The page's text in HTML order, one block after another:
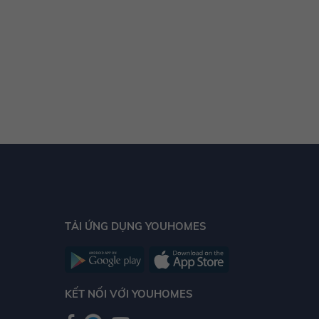
TẢI ỨNG DỤNG YOUHOMES
KẾT NỐI VỚI YOUHOMES